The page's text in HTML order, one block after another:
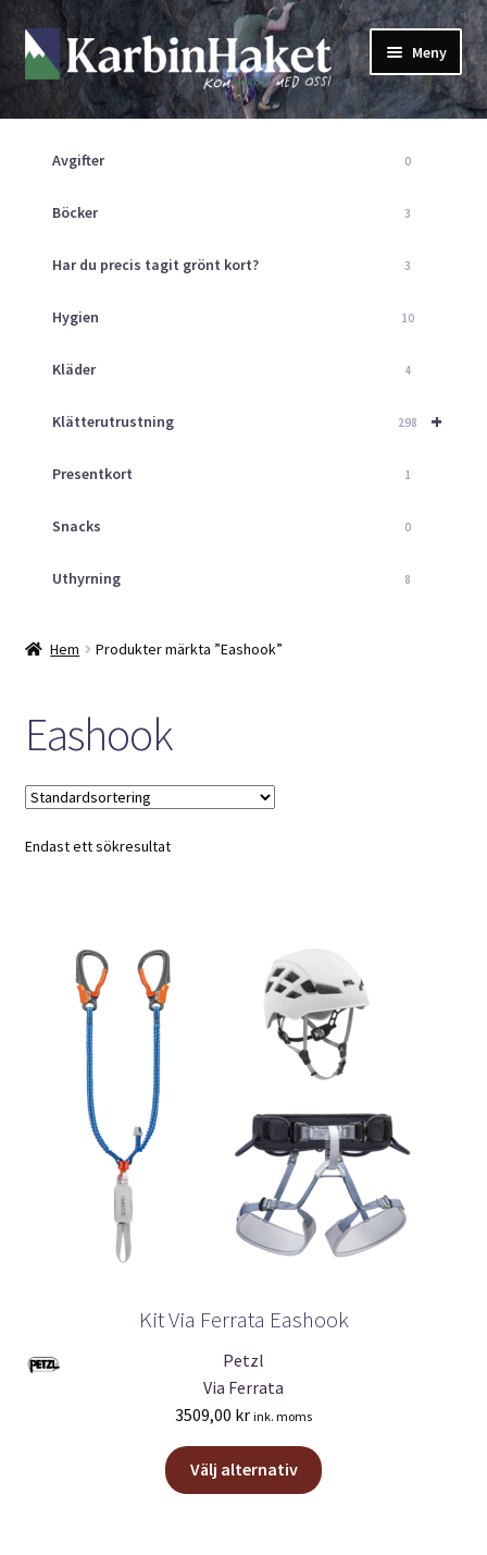
Hoppa
till
navigering
Hoppa
till
innehåll
Meny
Shop
Returpolicy
Mitt Konto
Kurser
Klätterväggen
Aktuellt
Avgifter 0
Böcker 3
Har du precis tagit grönt kort? 3
Hygien 10
Kläder 4
+
Klätterutrustning 298
Presentkort 1
Snacks 0
Uthyrning 8
Hem Produkter märkta ”Eashook”
Eashook
Endast ett sökresultat
Kit Via Ferrata Eashook
Petzl
Via Ferrata
3509,00 kr ink. moms
Välj alternativ
Den
här